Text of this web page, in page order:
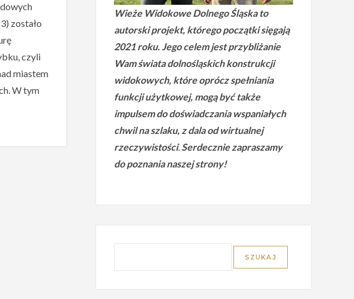
zostało
czyli
miastem
W tym
Wieże Widokowe Dolnego Śląska to
autorski projekt, którego początki sięgają
2021 roku. Jego celem jest przybliżanie
Wam świata dolnośląskich konstrukcji
widokowych, które oprócz spełniania
funkcji użytkowej, mogą być także
impulsem do doświadczania wspaniałych
chwil na szlaku, z dala od wirtualnej
rzeczywistości. Serdecznie zapraszamy
do poznania naszej strony!